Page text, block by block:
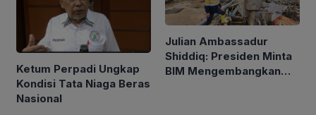
Ketum Perpadi Ungkap
Kondisi Tata Niaga Beras
Nasional
Julian Ambassadur
Shiddiq: Presiden Minta
BIM Mengembangkan